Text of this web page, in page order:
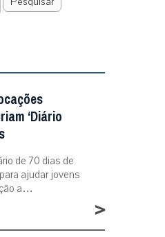
‘Diário
de 70 dias de
ajudar jovens
a…
>